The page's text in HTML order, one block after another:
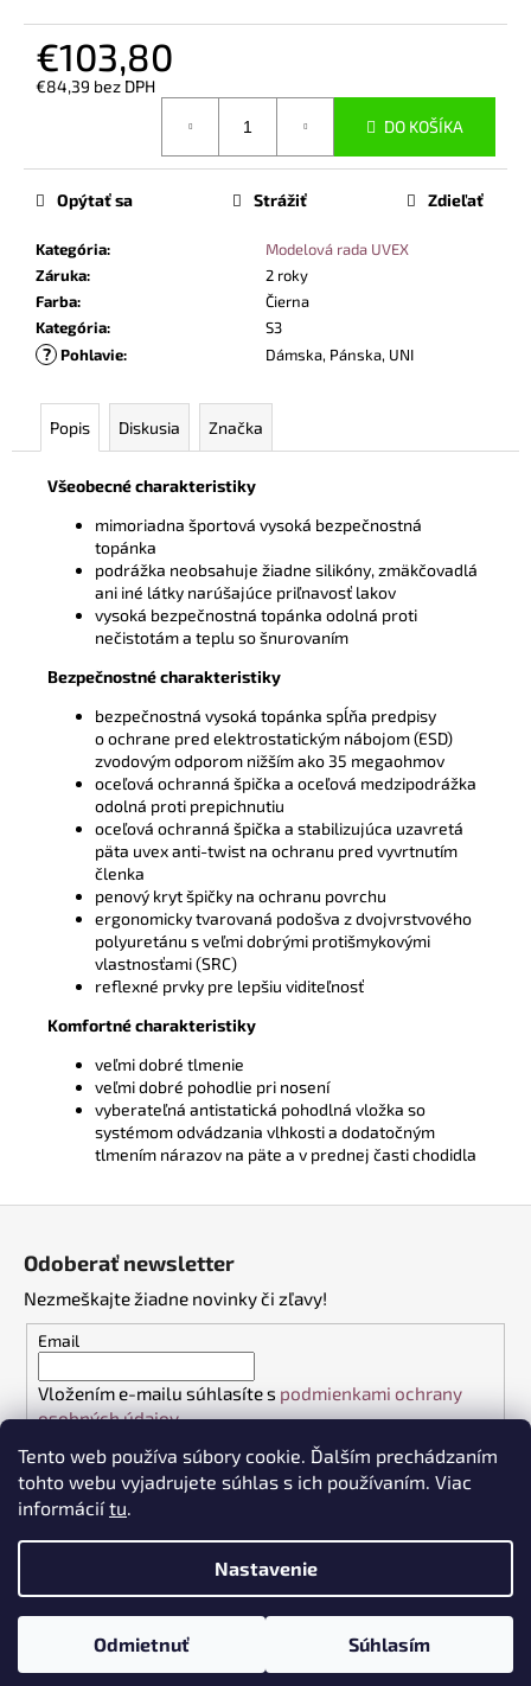
Tento web používa súbory cookie. Ďalším prechádzaním
tohto webu vyjadrujete súhlas s ich používaním. Viac
informáciítu.
Nastavenie
Odmietnuť Súhlasím
€103,80
€84,39 bez DPH
DO KOŠÍKA
Kategória:
Modelová rada UVEX
Záruka:
2 roky
Farba:
Čierna
Kategória: S3
? Pohlavie: Dámska, Pánska, UNI
Opýtať sa Strážiť Zdieľať
Popis Diskusia Značka
Všeobecné charakteristiky
mimoriadna športová vysoká bezpečnostná
topánka
podrážka neobsahuje žiadne silikóny, zmäkčovadlá
ani iné látky narúšajúce priľnavosť lakov
vysoká bezpečnostná topánka odolná proti
nečistotám a teplu so šnurovaním
Bezpečnostné charakteristiky
bezpečnostná vysoká topánka spĺňa predpisy
o ochrane pred elektrostatickým nábojom (ESD)
zvodovým odporom nižším ako 35 megaohmov
oceľová ochranná špička a oceľová medzipodrážka
odolná proti prepichnutiu
oceľová ochranná špička a stabilizujúca uzavretá
päta uvex anti-twist na ochranu pred vyvrtnutím
členka
penový kryt špičky na ochranu povrchu
ergonomicky tvarovaná podošva z dvojvrstvového
polyuretánu s veľmi dobrými protišmykovými
vlastnosťami (SRC)
reflexné prvky pre lepšiu viditeľnosť
Komfortné charakteristiky
veľmi dobré tlmenie
veľmi dobré pohodlie pri nosení
vyberateľná antistatická pohodlná vložka so
systémom odvádzania vlhkosti a dodatočným
tlmením nárazov na päte a v prednej časti chodidla
e
Odoberať newsletter
Nezmeškajte žiadne novinky či zľavy!
Email
Vložením e-mailu súhlasíte s podmienkami ochrany
osobných údajov
PRIHLÁSIŤ SA
Copyright 2026VŠETKO DO PRÁCE. Všetky práva vyhradené.
Upraviť nastavenie cookies